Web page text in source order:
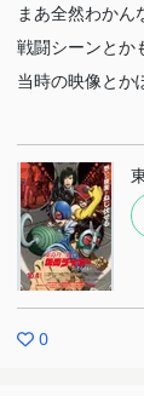
まあ全然わかん
戦闘シーンとか
当時の映像とか
確かにリアル
でもここまでに
自分はカクレン
だけw）
VSショッカーっ
全然世代じゃな
0